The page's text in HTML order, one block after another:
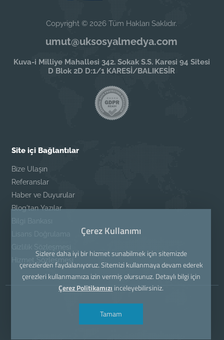
Copyright © 2026 Tüm Hakları Saklıdır.
umut@uksosyalmedya.com
Kuva-i Milliye Mahallesi 342. Sokak S.S. Karesi 94 Sitesi
D Blok 2D D:1/1 KARESİ/BALIKESİR
Site içi Bağlantılar
Bize Ulaşın
Referanslar
Haber ve Duyurular
Blog'tan Yazılar
Bilgi Bankası
Lisans Doğrulama
Gizlilik Sözleşmesi
Hizmet Sözleşmesi
Çerez Kullanımı
Sizlere daha iyi bir hizmet sunabilmek için sitemizde
çerezlerden faydalanıyoruz. Sitemizi kullanmaya devam ederek
çerezleri kullanmamıza izin vermiş olursunuz. Detaylı bilgi için
Çerez Politikamızı inceleyebilirsiniz.
Tamam